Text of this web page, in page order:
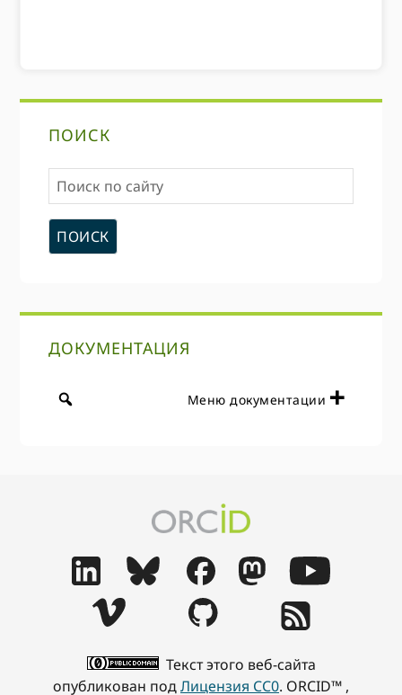
панель
ПОИСК
Поиск
по
сайту
ДОКУМЕНТАЦИЯ
Меню документации
Текст этого веб-сайта
опубликован подЛицензия CC0. ORCID™ ,